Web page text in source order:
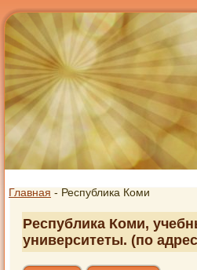
Главная - Республика Коми
Республика Коми,
университеты. (по